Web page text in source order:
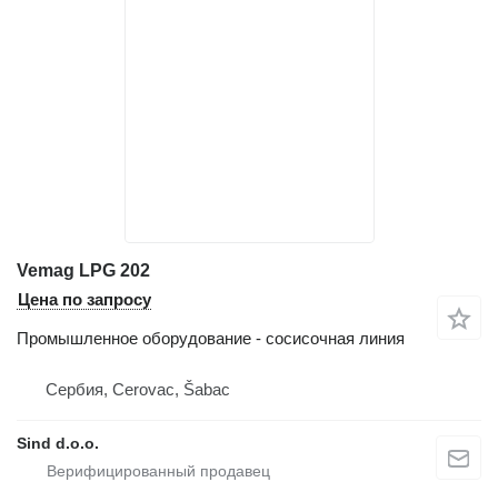
Vemag LPG 202
Цена по запросу
Промышленное оборудование - сосисочная линия
Сербия, Cerovac, Šabac
Sind d.o.o.